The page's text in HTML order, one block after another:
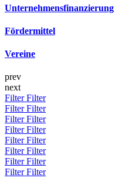
Unternehmensfinanzierung
Fördermittel
Vereine
prev
next
FilterFilter
FilterFilter
FilterFilter
FilterFilter
FilterFilter
FilterFilter
FilterFilter
FilterFilter